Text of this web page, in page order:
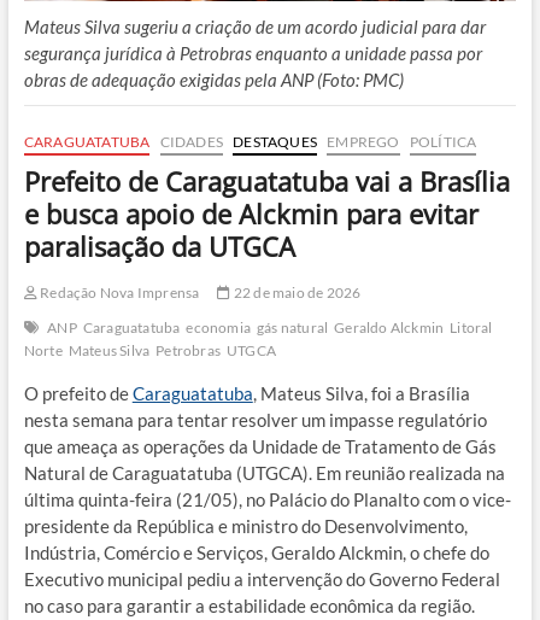
Mateus Silva sugeriu a criação de um acordo judicial para dar
segurança jurídica à Petrobras enquanto a unidade passa por
obras de adequação exigidas pela ANP (Foto: PMC)
CARAGUATATUBA CIDADES DESTAQUES EMPREGO POLÍTICA
Prefeito de Caraguatatuba vai a Brasília
e busca apoio de Alckmin para evitar
paralisação da UTGCA
Redação Nova Imprensa
22 de maio de 2026
ANP Caraguatatuba economia gás natural Geraldo Alckmin Litoral
Norte Mateus Silva Petrobras UTGCA
O prefeito deCaraguatatuba, Mateus Silva, foi a Brasília
nesta semana para tentar resolver um impasse regulatório
que ameaça as operações da Unidade de Tratamento de Gás
Natural de Caraguatatuba (UTGCA). Em reunião realizada na
última quinta-feira (21/05), no Palácio do Planalto com o vice-
presidente da República e ministro do Desenvolvimento,
Indústria, Comércio e Serviços, Geraldo Alckmin, o chefe do
Executivo municipal pediu a intervenção do Governo Federal
no caso para garantir a estabilidade econômica da região.